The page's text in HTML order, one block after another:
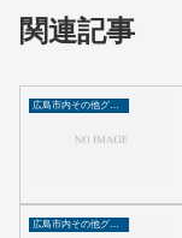
関連記事
広島市内その他グルメ